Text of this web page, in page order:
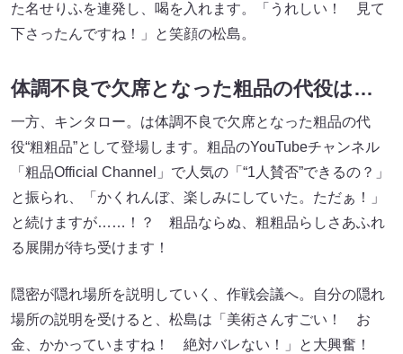
た名せりふを連発し、喝を入れます。「うれしい！ 見て
下さったんですね！」と笑顔の松島。
体調不良で欠席となった粗品の代役は…
一方、キンタロー。は体調不良で欠席となった粗品の代
役“粗粗品”として登場します。粗品のYouTubeチャンネル
「粗品Official Channel」で人気の「“1人賛否”できるの？」
と振られ、「かくれんぼ、楽しみにしていた。ただぁ！」
と続けますが……！？ 粗品ならぬ、粗粗品らしさあふれ
る展開が待ち受けます！
隠密が隠れ場所を説明していく、作戦会議へ。自分の隠れ
場所の説明を受けると、松島は「美術さんすごい！ お
金、かかっていますね！ 絶対バレない！」と大興奮！